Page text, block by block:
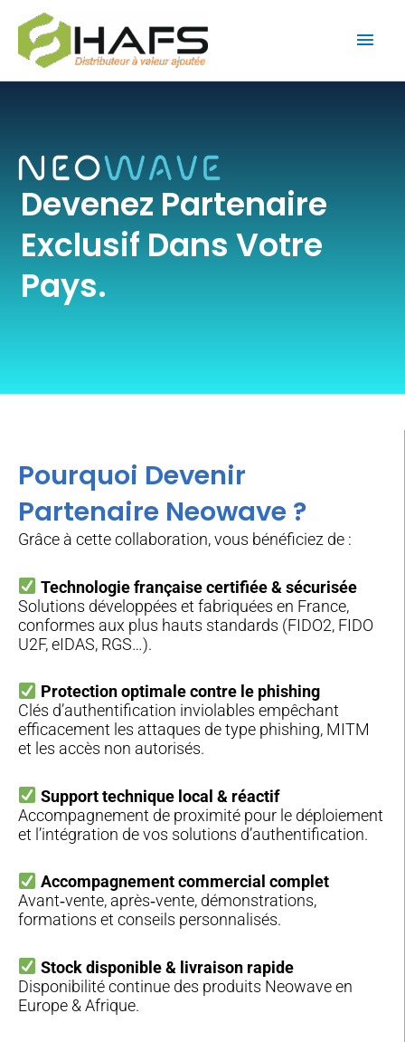
contenu
Devenez Partenaire
Exclusif Dans Votre
Pays.
Pourquoi Devenir
Partenaire Neowave ?
Grâce à cette collaboration, vous bénéficiez de :
Technologie française certifiée & sécurisée
Solutions développées et fabriquées en France,
conformes aux plus hauts standards (FIDO2, FIDO
U2F, eIDAS, RGS…).
Protection optimale contre le phishing
Clés d’authentification inviolables empêchant
efficacement les attaques de type phishing, MITM
et les accès non autorisés.
Support technique local & réactif
Accompagnement de proximité pour le déploiement
et l’intégration de vos solutions d’authentification.
Accompagnement commercial complet
Avant‑vente, après‑vente, démonstrations,
formations et conseils personnalisés.
Stock disponible & livraison rapide
Disponibilité continue des produits Neowave en
Europe & Afrique.